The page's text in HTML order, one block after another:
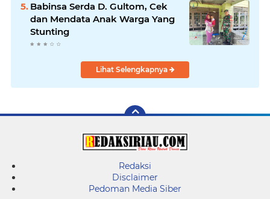
Babinsa Serda D. Gultom, Cek
dan Mendata Anak Warga Yang
Stunting
Lihat Selengkapnya
Redaksi
Disclaimer
Pedoman Media Siber